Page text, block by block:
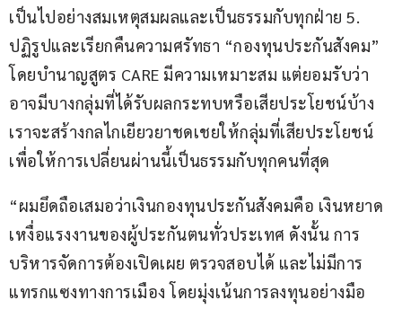
เป็นไปอย่างสมเหตุสมผลและเป็นธรรมกับทุกฝ่าย 5.
ปฏิรูปและเรียกคืนความศรัทธา “กองทุนประกันสังคม”
โดยบำนาญสูตร CARE มีความเหมาะสม แต่ยอมรับว่า
อาจมีบางกลุ่มที่ได้รับผลกระทบหรือเสียประโยชน์บ้าง
เราจะสร้างกลไกเยียวยาชดเชยให้กลุ่มที่เสียประโยชน์
เพื่อให้การเปลี่ยนผ่านนี้เป็นธรรมกับทุกคนที่สุด
“ผมยึดถือเสมอว่าเงินกองทุนประกันสังคมคือ เงินหยาด
เหงื่อแรงงานของผู้ประกันตนทั่วประเทศ ดังนั้น การ
บริหารจัดการต้องเปิดเผย ตรวจสอบได้ และไม่มีการ
แทรกแซงทางการเมือง โดยมุ่งเน้นการลงทุนอย่างมือ